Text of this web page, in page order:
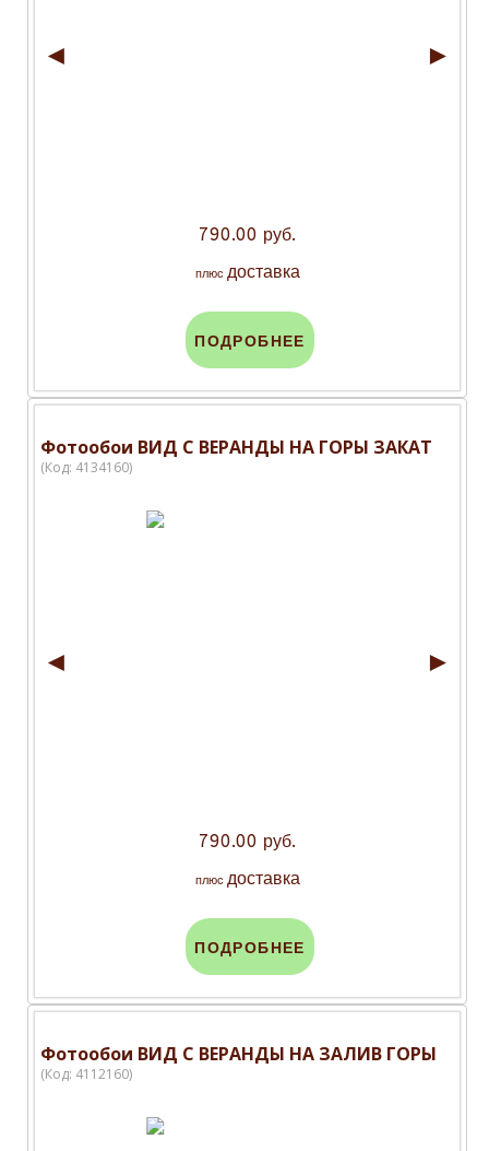
◄ ►
790.00 руб.
плюс доставка
ПОДРОБНЕЕ
Фотообои ВИД С ВЕРАНДЫ НА ГОРЫ ЗАКАТ
(Код: 4134160)
◄ ►
790.00 руб.
плюс доставка
ПОДРОБНЕЕ
Фотообои ВИД С ВЕРАНДЫ НА ЗАЛИВ ГОРЫ
(Код: 4112160)